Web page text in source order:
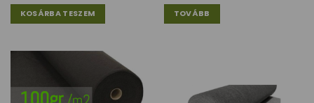
KOSÁRBA TESZEM TOVÁBB